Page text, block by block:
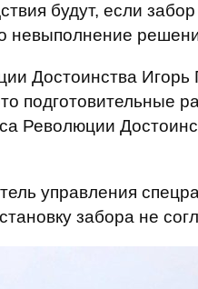
будут, если
невыполнение
Достоинства
подготовительные
Революции
управления
забора не